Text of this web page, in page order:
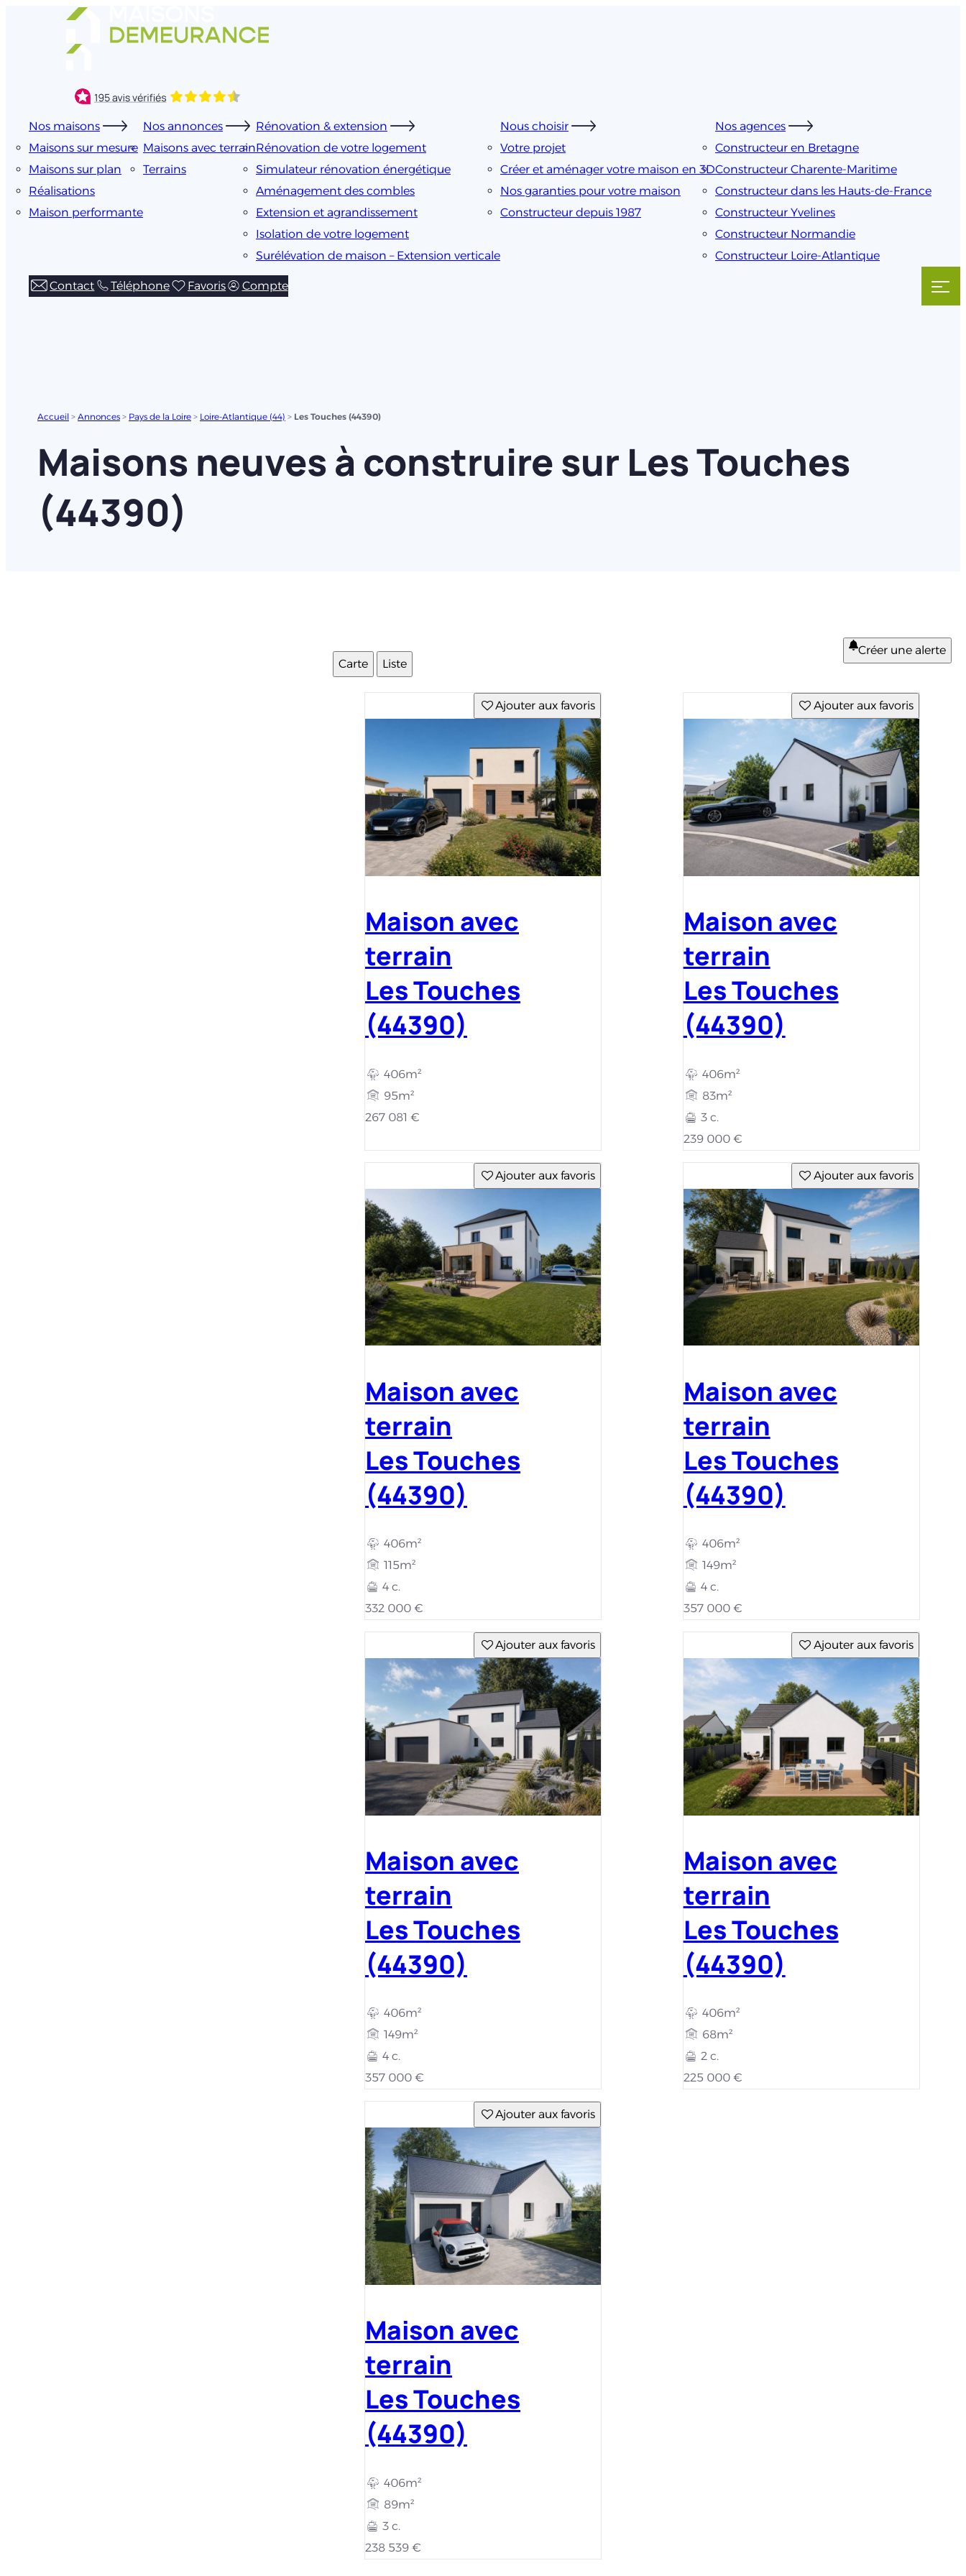
Nos maisons
Maisons sur mesure
Maisons sur plan
Réalisations
Maison performante
Nos annonces
Maisons avec terrain
Terrains
Rénovation & extension
Rénovation de votre logement
Simulateur rénovation énergétique
Aménagement des combles
Extension et agrandissement
Isolation de votre logement
Surélévation de maison – Extension verticale
Nous choisir
Votre projet
Créer et aménager votre maison en 3D
Nos garanties pour votre maison
Constructeur depuis 1987
Nos agences
Constructeur en Bretagne
Constructeur Charente-Maritime
Constructeur dans les Hauts-de-France
Constructeur Yvelines
Constructeur Normandie
Constructeur Loire-Atlantique
Contact Téléphone Favoris Compte
Accueil > Annonces > Pays de la Loire > Loire-Atlantique (44) > Les Touches (44390)
Maisons neuves à construire sur Les Touches
(44390)
Carte Liste
Créer une alerte
Ajouter aux favoris
Maison avec
terrain
Les Touches
(44390)
406m²
95m²
267 081 €
Ajouter aux favoris
Maison avec
terrain
Les Touches
(44390)
406m²
83m²
3 c.
239 000 €
Ajouter aux favoris
Maison avec
terrain
Les Touches
(44390)
406m²
115m²
4 c.
332 000 €
Ajouter aux favoris
Maison avec
terrain
Les Touches
(44390)
406m²
149m²
4 c.
357 000 €
Ajouter aux favoris
Maison avec
terrain
Les Touches
(44390)
406m²
149m²
4 c.
357 000 €
Ajouter aux favoris
Maison avec
terrain
Les Touches
(44390)
406m²
68m²
2 c.
225 000 €
Ajouter aux favoris
Maison avec
terrain
Les Touches
(44390)
406m²
89m²
3 c.
238 539 €